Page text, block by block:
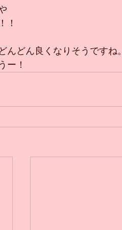
！
んどん良くなりそうですね。
ー！